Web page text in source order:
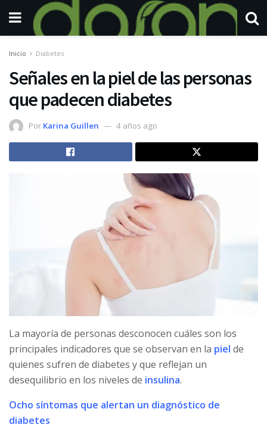
Inicio Diabetes
Señales en la piel de las personas
que padecen diabetes
Por Karina Guillen 4 años ago
La mayoría de personas desconocen cuáles son los
principales indicadores que se observan en la piel de
quienes sufren de diabetes y que reflejan un
desequilibrio en los niveles de insulina.
Ocho síntomas que alertan un diagnóstico de
diabetes